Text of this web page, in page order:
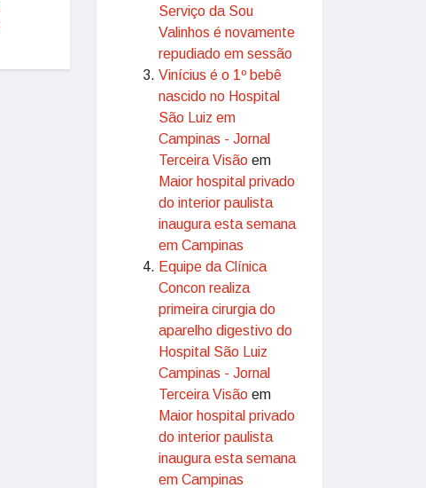
Serviço da Sou
Valinhos é novamente
repudiado em sessão
Vinícius é o 1º bebê
nascido no Hospital
São Luiz em
Campinas - Jornal
Terceira Visão em
Maior hospital privado
do interior paulista
inaugura esta semana
em Campinas
Equipe da Clínica
Concon realiza
primeira cirurgia do
aparelho digestivo do
Hospital São Luiz
Campinas - Jornal
Terceira Visão em
Maior hospital privado
do interior paulista
inaugura esta semana
em Campinas